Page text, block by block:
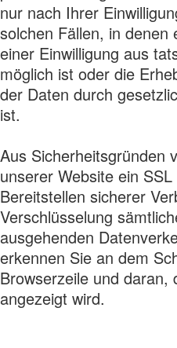
nur nach Ihrer
solchen Fällen, in denen
einer Einwilligung aus
möglich ist oder die
der Daten durch
ist.
Aus Sicherheitsgründen
unserer Website ein
Bereitstellen sicherer
Verschlüsselung
ausgehenden
erkennen Sie an dem
Browserzeile und daran,
angezeigt wird.